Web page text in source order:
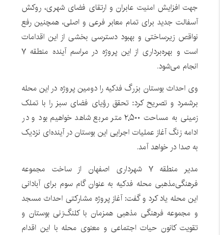
جهت افزایش امنیت عابران و ارتقای فضای شهری، روکش
آسفالت جدید برای تمام معابر فرعی و اصلی، همچنین رفع
نواقص زیرساختی و بهبود دسترسی بخشی از این اقدامات
است و بهره‌برداری از این پروژه در مراسم آینده منطقه ۷
انجام می‌شود.
وی احداث بوستان بزرگ فدکیه را دومین پروژه در این محله
برشمرد و تصریح کرد: تحقق رؤیای فضای سبز را با تملک
زمینی به مساحت ۲٬۵۰۰ متر مربع شاهد خواهیم بود و در
ادامه زنگ آغاز عملیات اجرایی این بوستان در آینده‌ای نزدیک
به صدا در خواهد آمد.
مدیر منطقه ۷ شهرداری اصفهان از ساخت مجموعه
فرهنگی‌مذهبی محله فدکیه به عنوان گام سوم برای آبادانی
این محله یاد کرد و گفت: آغاز پروژه مشارکتی احداث مسجد
و مجموعه فرهنگی مذهبی همزمان با کلنگ‌زنی بوستان و
تقویت کانون حیات اجتماعی و معنوی محله با این اقدام